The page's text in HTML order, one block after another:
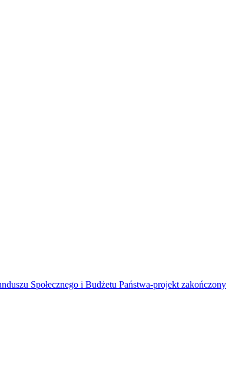
Społecznego i Budżetu Państwa-projekt zakończony